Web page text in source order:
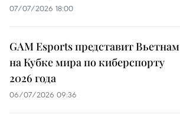
07/07/2026 18:00
GAM Esports представит Вьетнам
на Кубке мира по киберспорту
2026 года
06/07/2026 09:36